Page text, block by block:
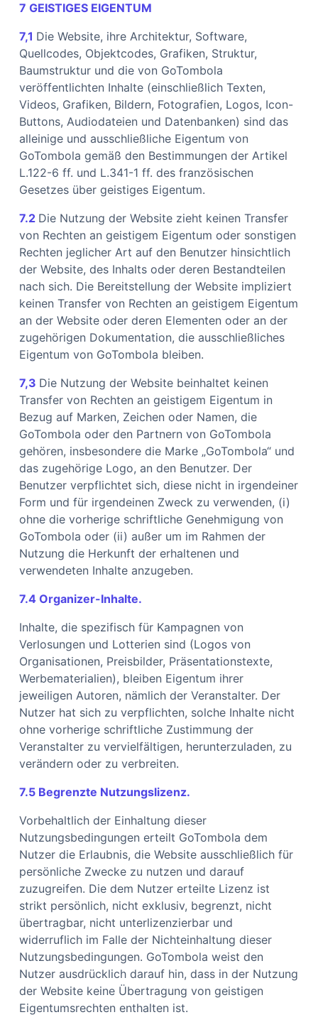
7 GEISTIGES EIGENTUM
7,1 Die Website, ihre Architektur, Software,
Quellcodes, Objektcodes, Grafiken, Struktur,
Baumstruktur und die von GoTombola
veröffentlichten Inhalte (einschließlich Texten,
Videos, Grafiken, Bildern, Fotografien, Logos, Icon-
Buttons, Audiodateien und Datenbanken) sind das
alleinige und ausschließliche Eigentum von
GoTombola gemäß den Bestimmungen der Artikel
L.122-6 ff. und L.341-1 ff. des französischen
Gesetzes über geistiges Eigentum.
7.2 Die Nutzung der Website zieht keinen Transfer
von Rechten an geistigem Eigentum oder sonstigen
Rechten jeglicher Art auf den Benutzer hinsichtlich
der Website, des Inhalts oder deren Bestandteilen
nach sich. Die Bereitstellung der Website impliziert
keinen Transfer von Rechten an geistigem Eigentum
an der Website oder deren Elementen oder an der
zugehörigen Dokumentation, die ausschließliches
Eigentum von GoTombola bleiben.
7,3 Die Nutzung der Website beinhaltet keinen
Transfer von Rechten an geistigem Eigentum in
Bezug auf Marken, Zeichen oder Namen, die
GoTombola oder den Partnern von GoTombola
gehören, insbesondere die Marke „GoTombola“ und
das zugehörige Logo, an den Benutzer. Der
Benutzer verpflichtet sich, diese nicht in irgendeiner
Form und für irgendeinen Zweck zu verwenden, (i)
ohne die vorherige schriftliche Genehmigung von
GoTombola oder (ii) außer um im Rahmen der
Nutzung die Herkunft der erhaltenen und
verwendeten Inhalte anzugeben.
7.4 Organizer-Inhalte.
Inhalte, die spezifisch für Kampagnen von
Verlosungen und Lotterien sind (Logos von
Organisationen, Preisbilder, Präsentationstexte,
Werbematerialien), bleiben Eigentum ihrer
jeweiligen Autoren, nämlich der Veranstalter. Der
Nutzer hat sich zu verpflichten, solche Inhalte nicht
ohne vorherige schriftliche Zustimmung der
Veranstalter zu vervielfältigen, herunterzuladen, zu
verändern oder zu verbreiten.
7.5 Begrenzte Nutzungslizenz.
Vorbehaltlich der Einhaltung dieser
Nutzungsbedingungen erteilt GoTombola dem
Nutzer die Erlaubnis, die Website ausschließlich für
persönliche Zwecke zu nutzen und darauf
zuzugreifen. Die dem Nutzer erteilte Lizenz ist
strikt persönlich, nicht exklusiv, begrenzt, nicht
übertragbar, nicht unterlizenzierbar und
widerruflich im Falle der Nichteinhaltung dieser
Nutzungsbedingungen. GoTombola weist den
Nutzer ausdrücklich darauf hin, dass in der Nutzung
der Website keine Übertragung von geistigen
Eigentumsrechten enthalten ist.